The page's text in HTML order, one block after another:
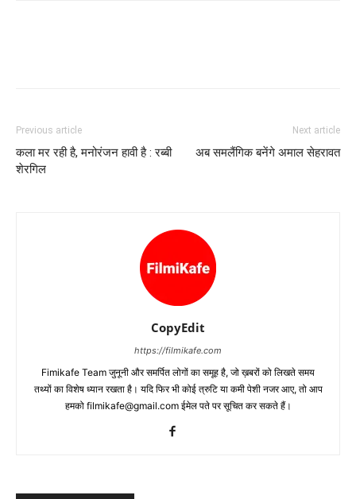
Previous article
कला मर रही है, मनोरंजन हावी है : रब्बी
शेरगिल
Next article
अब समलैंगिक बनेंगे अमाल सेहरावत
CopyEdit
https://filmikafe.com
Fimikafe Team जुनूनी और समर्पित लोगों का समूह है, जो ख़बरों को लिखते समय
तथ्‍यों का विशेष ध्‍यान रखता है। यदि फिर भी कोई त्रुटि या कमी पेशी नजर आए, तो आप
हमको filmikafe@gmail.com ईमेल पते पर सूचित कर सकते हैं।